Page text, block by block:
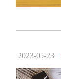
2023-05-23